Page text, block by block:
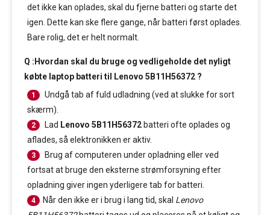
det ikke kan oplades, skal du fjerne batteri og starte det
igen. Dette kan ske flere gange, når batteri først oplades.
Bare rolig, det er helt normalt.
Q :Hvordan skal du bruge og vedligeholde det nyligt
købte laptop batteri til Lenovo 5B11H56372 ?
1
Undgå tab af fuld udladning (ved at slukke for sort
skærm).
2 Lad Lenovo 5B11H56372 batteri ofte oplades og
aflades, så elektronikken er aktiv.
3
Brug af computeren under opladning eller ved
fortsat at bruge den eksterne strømforsyning efter
opladning giver ingen yderligere tab for batteri.
4 Når den ikke er i brug i lang tid, skal Lenovo